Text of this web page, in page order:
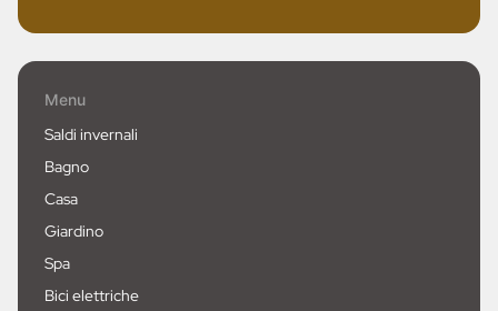
Menu
Saldi invernali
Bagno
Casa
Giardino
Spa
Bici elettriche